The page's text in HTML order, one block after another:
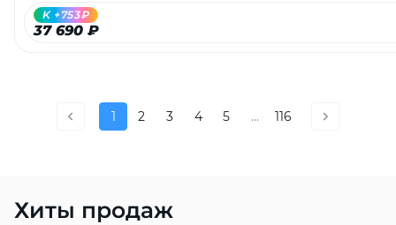
37 690 ₽
K +753₽
1 2 3 4 5 ... 116
Хиты продаж